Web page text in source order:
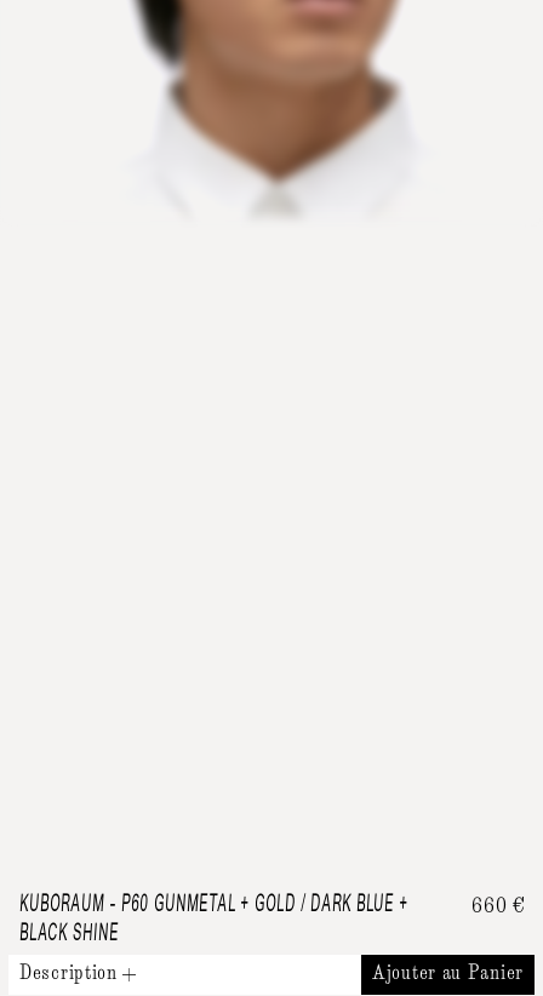
KUBORAUM - P60 GUNMETAL + GOLD / DARK BLUE +
BLACK SHINE
Description
660 €
Ajouter au Panier